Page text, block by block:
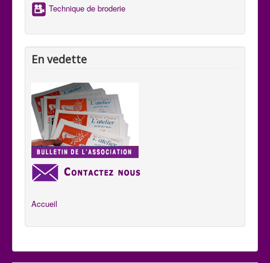
Technique de broderie
En vedette
Accueil